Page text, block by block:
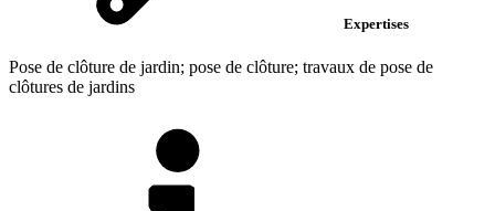
Expertises
Pose de clôture de jardin; pose de clôture; travaux de pose de
clôtures de jardins